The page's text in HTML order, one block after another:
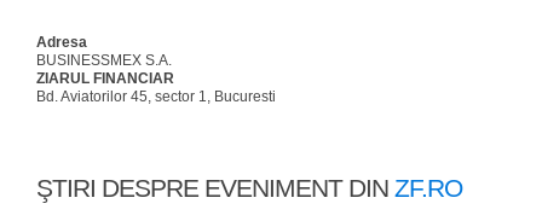
Adresa
BUSINESSMEX S.A.
ZIARUL FINANCIAR
Bd. Aviatorilor 45, sector 1, Bucuresti
ŞTIRI DESPRE EVENIMENT DIN ZF.RO